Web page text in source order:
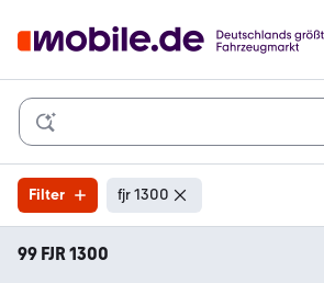
Filter fjr 1300
99 FJR 1300